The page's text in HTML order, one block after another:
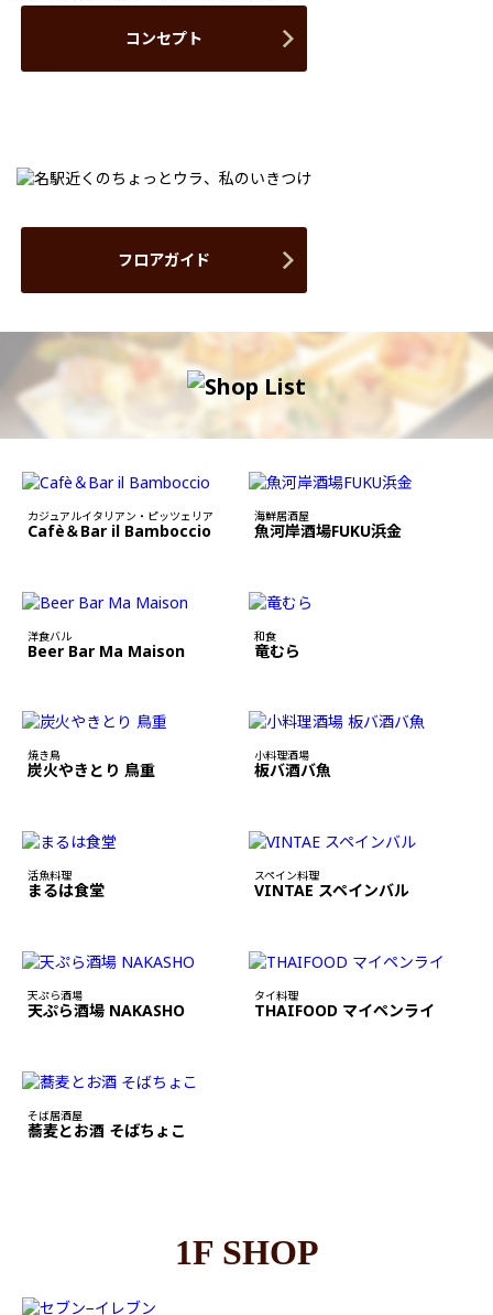
コンセプト
フロアガイド
カジュアルイタリアン・ピッツェリア
Cafè＆Bar il Bamboccio
海鮮居酒屋
魚河岸酒場FUKU浜金
洋食バル
Beer Bar Ma Maison
和食
竜むら
焼き鳥
炭火やきとり 鳥重
小料理酒場
板バ酒バ魚
活魚料理
まるは食堂
スペイン料理
VINTAE スペインバル
天ぷら酒場
天ぷら酒場 NAKASHO
タイ料理
THAIFOOD マイペンライ
そば居酒屋
蕎麦とお酒 そばちょこ
1F SHOP